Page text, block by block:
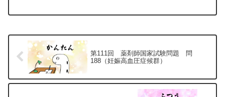
第111回 薬剤師国家試験問題 問
188（妊娠高血圧症候群）